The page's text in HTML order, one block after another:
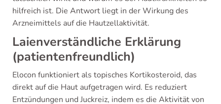
hilfreich ist. Die Antwort liegt in der Wirkung des
Arzneimittels auf die Hautzellaktivität.
Laienverständliche Erklärung
(patientenfreundlich)
Elocon funktioniert als topisches Kortikosteroid, das
direkt auf die Haut aufgetragen wird. Es reduziert
Entzündungen und Juckreiz, indem es die Aktivität von